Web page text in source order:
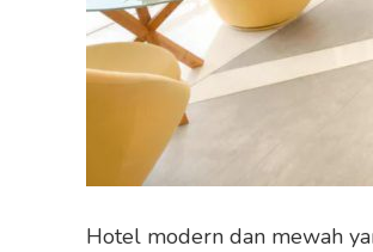
Hotel modern dan mewah